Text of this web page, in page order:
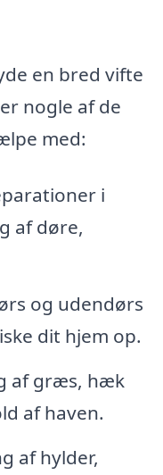
en bred vifte
nogle af de
med:
i
af døre,
og udendørs
dit hjem op.
af græs, hæk
af haven.
af hylder,